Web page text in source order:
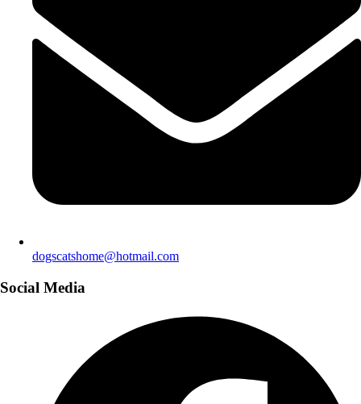
dogscatshome@hotmail.com
Social Media